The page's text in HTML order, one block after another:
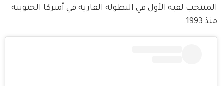
المنتخب لقبه الأول في البطولة القارية في أميركا الجنوبية
منذ 1993.